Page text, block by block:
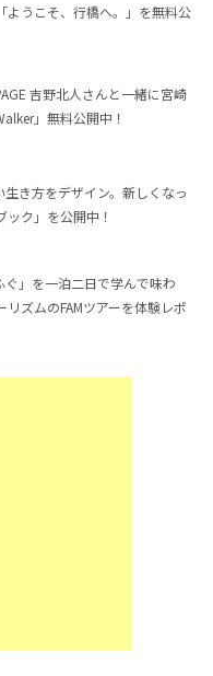
ようこそ、行橋へ。」を無料公
吉野北人さんと一緒に宮崎
」無料公開中！
生き方をデザイン。新しくなっ
ク」を公開中！
ぐ」を一泊二日で学んで味わ
ズムのFAMツアーを体験レポ